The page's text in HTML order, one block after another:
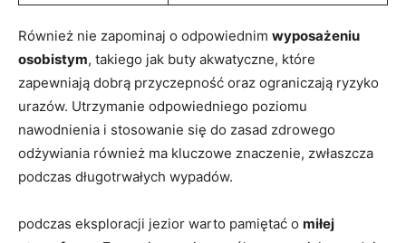
Również nie zapominaj o odpowiednim wyposażeniu
osobistym, takiego jak buty akwatyczne, które
zapewniają dobrą przyczepność oraz ograniczają ryzyko
urazów. Utrzymanie odpowiedniego poziomu
nawodnienia i stosowanie się do zasad zdrowego
odżywiania również ma kluczowe znaczenie, zwłaszcza
podczas długotrwałych wypadów.
podczas eksploracji jezior warto pamiętać o miłej